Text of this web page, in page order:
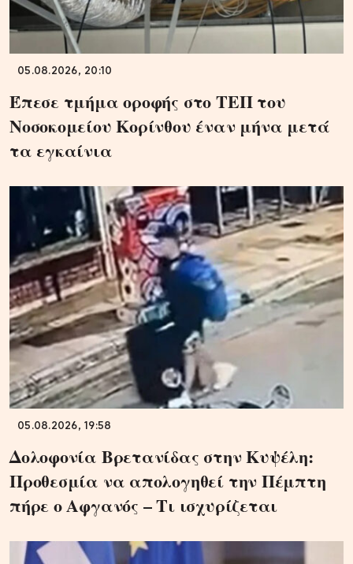
05.08.2026, 20:10
Έπεσε τμήμα οροφής στο ΤΕΠ του
Νοσοκομείου Κορίνθου έναν μήνα μετά
τα εγκαίνια
05.08.2026, 19:58
Δολοφονία Βρετανίδας στην Κυψέλη:
Προθεσμία να απολογηθεί την Πέμπτη
πήρε ο Αφγανός – Τι ισχυρίζεται